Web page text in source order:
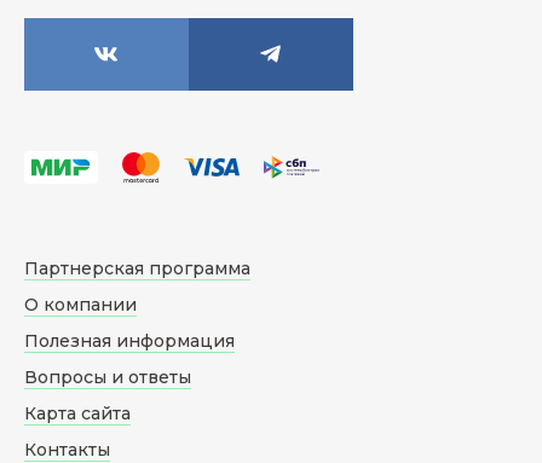
Партнерская программа
О компании
Полезная информация
Вопросы и ответы
Карта сайта
Контакты